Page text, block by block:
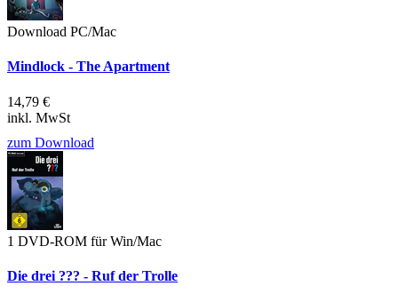
Download PC/Mac
Mindlock - The Apartment
14,79 €
inkl. MwSt
zum Download
1 DVD-ROM für Win/Mac
Die drei ??? - Ruf der Trolle